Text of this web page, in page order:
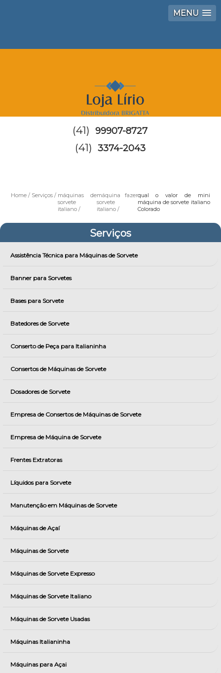
MENU
(41) 99907-8727
(41) 3374-2043
Home Serviços
máquinas de
sorvete
italiano
máquina fazer
sorvete
italiano
qual o valor de mini
máquina de sorvete italiano
Colorado
Serviços
Assistência Técnica para Máquinas de Sorvete
Banner para Sorvetes
Bases para Sorvete
Batedores de Sorvete
Conserto de Peça para Italianinha
Consertos de Máquinas de Sorvete
Dosadores de Sorvete
Empresa de Consertos de Máquinas de Sorvete
Empresa de Máquina de Sorvete
Frentes Extratoras
Líquidos para Sorvete
Manutenção em Máquinas de Sorvete
Máquinas de Açaí
Máquinas de Sorvete
Máquinas de Sorvete Expresso
Máquinas de Sorvete Italiano
Máquinas de Sorvete Usadas
Máquinas Italianinha
Máquinas para Açai